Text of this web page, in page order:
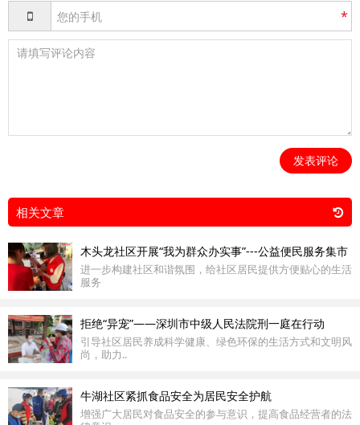
*
发表评论
相关文章
木头龙社区开展“我为群众办实事”---公益便民服务集市
进一步构建社区和谐氛围，给社区居民提供方便贴心的生活
服务
拒绝“异宠”——深圳市中级人民法院刑一庭在行动
引导社区居民养成科学健康、绿色环保的生活方式和文明风
尚，助力..
牛湖社区紧抓食品安全为居民安全护航
增强广大居民对食品安全的参与意识，提高食品经营者的法